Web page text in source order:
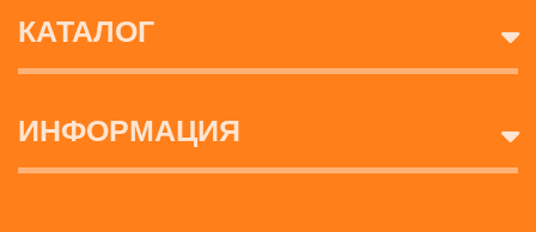
КАТАЛОГ
ИНФОРМАЦИЯ